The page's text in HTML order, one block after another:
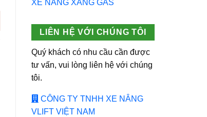
XE NÂNG XĂNG GAS
LIÊN HỆ VỚI CHÚNG TÔI
Quý khách có nhu cầu cần được
tư vấn, vui lòng liên hệ với chúng
tôi.
CÔNG TY TNHH XE NÂNG
VLIFT VIỆT NAM